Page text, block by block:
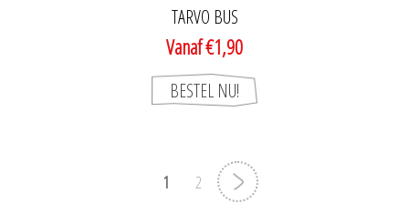
TARVO BUS
Vanaf €1,90
1 2